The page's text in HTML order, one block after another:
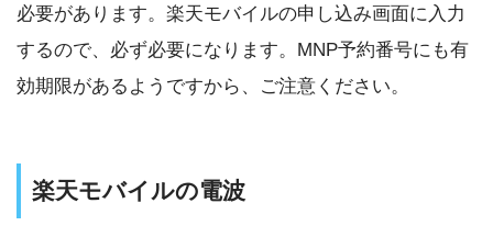
必要があります。楽天モバイルの申し込み画面に入力
するので、必ず必要になります。MNP予約番号にも有
効期限があるようですから、ご注意ください。
楽天モバイルの電波